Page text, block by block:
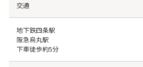
交通
地下鉄四条駅
阪急烏丸駅
下車徒歩約5分